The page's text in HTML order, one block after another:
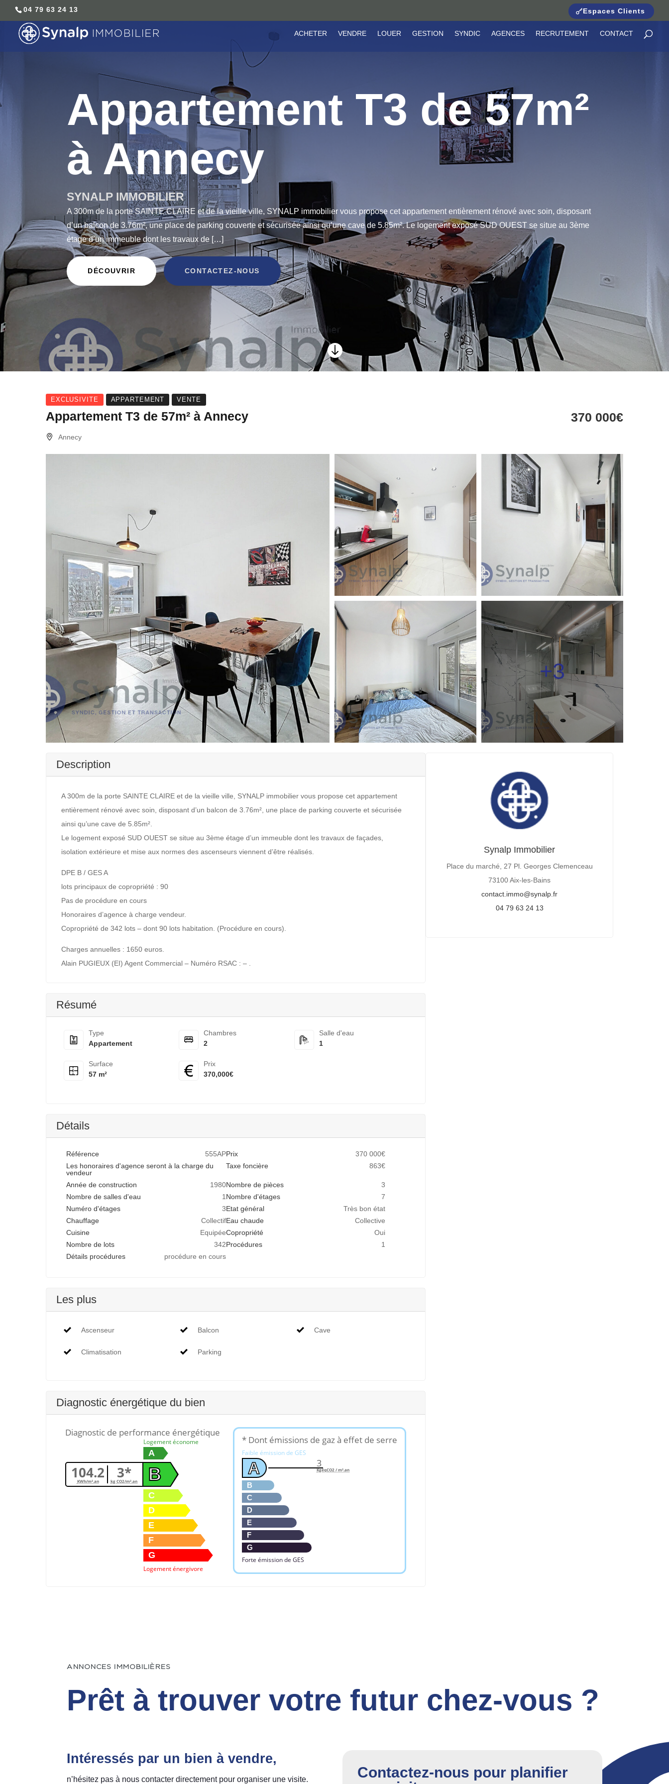
04 79 63 24 13 Espaces Clients
ACHETER VENDRE LOUER GESTION SYNDIC AGENCES RECRUTEMENT CONTACT
Appartement T3 de 57m²
à Annecy
SYNALP IMMOBILIER
A 300m de la porte SAINTE CLAIRE et de la vieille ville, SYNALP immobilier vous propose cet appartement entièrement rénové avec soin, disposant
d’un balcon de 3.76m², une place de parking couverte et sécurisée ainsi qu’une cave de 5.85m². Le logement exposé SUD OUEST se situe au 3ème
étage d’un immeuble dont les travaux de […]
DÉCOUVRIR CONTACTEZ-NOUS

EXCLUSIVITE APPARTEMENT VENTE
Appartement T3 de 57m² à Annecy
Annecy
370 000€
+3
Description
A 300m de la porte SAINTE CLAIRE et de la vieille ville, SYNALP immobilier vous propose cet appartement
entièrement rénové avec soin, disposant d’un balcon de 3.76m², une place de parking couverte et sécurisée
ainsi qu’une cave de 5.85m².
Le logement exposé SUD OUEST se situe au 3ème étage d’un immeuble dont les travaux de façades,
isolation extérieure et mise aux normes des ascenseurs viennent d’être réalisés.
DPE B / GES A
lots principaux de copropriété : 90
Pas de procédure en cours
Honoraires d’agence à charge vendeur.
Copropriété de 342 lots – dont 90 lots habitation. (Procédure en cours).
Charges annuelles : 1650 euros.
Alain PUGIEUX (EI) Agent Commercial – Numéro RSAC : – .
Résumé
Type
Appartement
Chambres
2
Salle d'eau
1
Surface
57 m²
Prix
370,000€
Détails
Référence 555APPrix
370 000€
Les honoraires d'agence seront à la charge du
vendeur
Taxe foncière 863€
Année de construction 1980Nombre de pièces
3
Nombre de salles d'eau
1 Nombre d'étages
7
Numéro d'étages
3Etat général
Très bon état
Chauffage
CollectifEau chaude
Collective
Cuisine
EquipéeCopropriété
Oui
Nombre de lots
342Procédures
1
Détails procédures
procédure en cours
Les plus
Ascenseur Balcon Cave
Climatisation Parking
Diagnostic énergétique du bien
Diagnostic de performance énergétique
104.2
KWh/m².an 3*
kg CO2/m².an
Logement économe
A
B
C
D
E
F
G
Logement énergivore
* Dont émissions de gaz à effet de serre
Faible émission de GES
A
B
C
D
E
F
G
Forte émission de GES
3
KgéqCO2 / m².an
Synalp Immobilier
Place du marché, 27 Pl. Georges Clemenceau
73100 Aix-les-Bains
contact.immo@synalp.fr
04 79 63 24 13
ANNONCES IMMOBILIÈRES
Prêt à trouver votre futur chez-vous ?
Intéressés par un bien à vendre,
n’hésitez pas à nous contacter directement pour organiser une visite.
Contactez-nous pour planifier